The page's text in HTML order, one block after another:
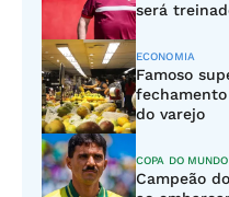
será
ECONOMIA
Famoso
do varejo
COPA DO MUNDO
Campeão